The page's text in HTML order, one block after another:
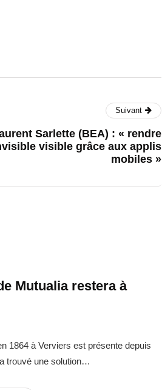
Suivant
Sarlette (BEA) : « rendre
visible grâce aux applis
mobiles »
Mutualia restera à
1864 à Verviers est présente depuis
trouvé une solution…